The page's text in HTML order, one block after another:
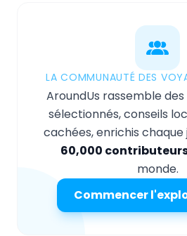
LA COMMUNAUTÉ DES
AroundUs rassemble
sélectionnés, conseils
cachées, enrichis
60,000
monde.
Commencer